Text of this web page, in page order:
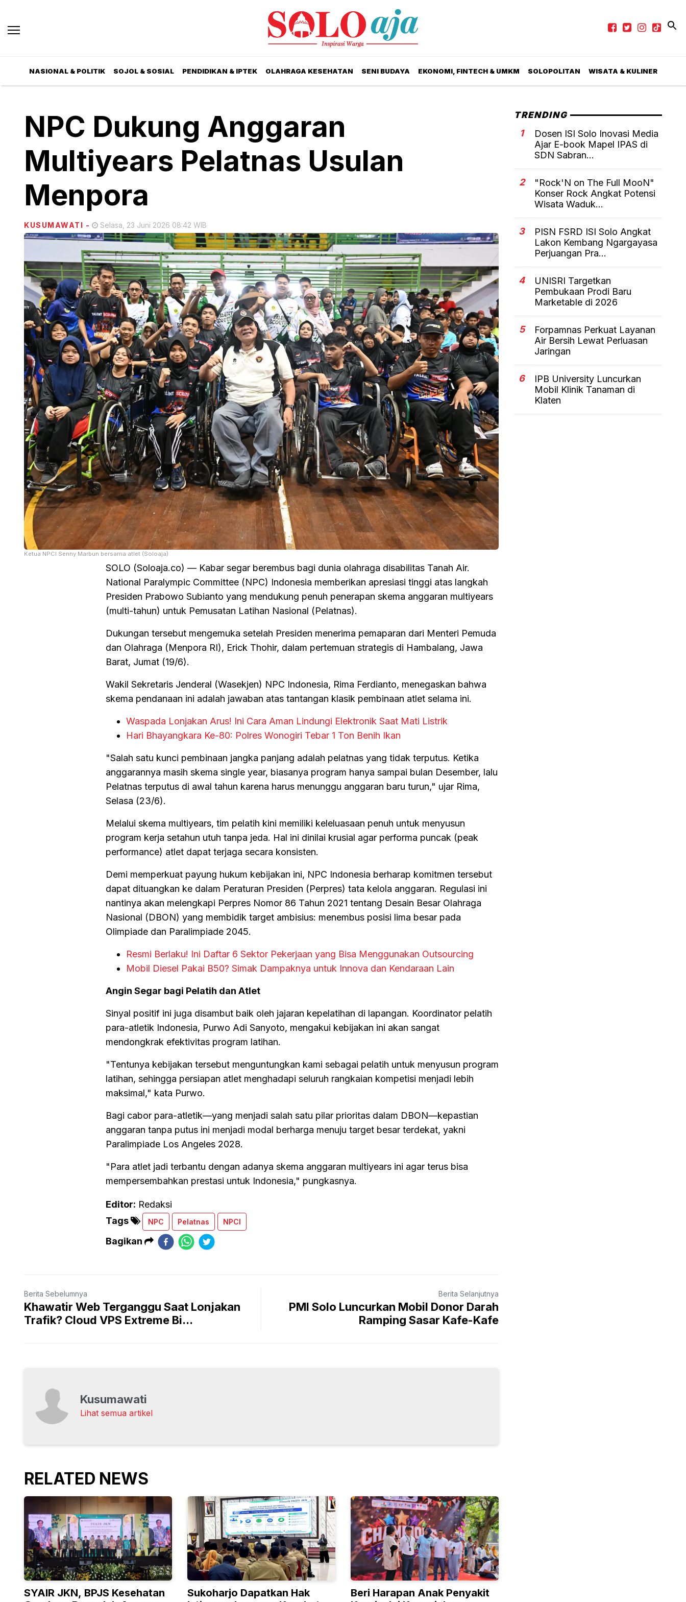
NASIONAL & POLITIK SOJOL & SOSIAL PENDIDIKAN & IPTEK OLAHRAGA KESEHATAN SENI BUDAYA EKONOMI, FINTECH & UMKM SOLOPOLITAN WISATA & KULINER
NPC Dukung Anggaran
Multiyears Pelatnas Usulan
Menpora
KUSUMAWATI - Selasa, 23 Juni 2026 08:42 WIB
Ketua NPCI Senny Marbun bersama atlet (Soloaja)
SOLO (Soloaja.co) — Kabar segar berembus bagi dunia olahraga disabilitas Tanah Air.
National Paralympic Committee (NPC) Indonesia memberikan apresiasi tinggi atas langkah
Presiden Prabowo Subianto yang mendukung penuh penerapan skema anggaran multiyears
(multi-tahun) untuk Pemusatan Latihan Nasional (Pelatnas).
Dukungan tersebut mengemuka setelah Presiden menerima pemaparan dari Menteri Pemuda
dan Olahraga (Menpora RI), Erick Thohir, dalam pertemuan strategis di Hambalang, Jawa
Barat, Jumat (19/6).
Wakil Sekretaris Jenderal (Wasekjen) NPC Indonesia, Rima Ferdianto, menegaskan bahwa
skema pendanaan ini adalah jawaban atas tantangan klasik pembinaan atlet selama ini.
Waspada Lonjakan Arus! Ini Cara Aman Lindungi Elektronik Saat Mati Listrik
Hari Bhayangkara Ke-80: Polres Wonogiri Tebar 1 Ton Benih Ikan
"Salah satu kunci pembinaan jangka panjang adalah pelatnas yang tidak terputus. Ketika
anggarannya masih skema single year, biasanya program hanya sampai bulan Desember, lalu
Pelatnas terputus di awal tahun karena harus menunggu anggaran baru turun," ujar Rima,
Selasa (23/6).
Melalui skema multiyears, tim pelatih kini memiliki keleluasaan penuh untuk menyusun
program kerja setahun utuh tanpa jeda. Hal ini dinilai krusial agar performa puncak (peak
performance) atlet dapat terjaga secara konsisten.
Demi memperkuat payung hukum kebijakan ini, NPC Indonesia berharap komitmen tersebut
dapat dituangkan ke dalam Peraturan Presiden (Perpres) tata kelola anggaran. Regulasi ini
nantinya akan melengkapi Perpres Nomor 86 Tahun 2021 tentang Desain Besar Olahraga
Nasional (DBON) yang membidik target ambisius: menembus posisi lima besar pada
Olimpiade dan Paralimpiade 2045.
Resmi Berlaku! Ini Daftar 6 Sektor Pekerjaan yang Bisa Menggunakan Outsourcing
Mobil Diesel Pakai B50? Simak Dampaknya untuk Innova dan Kendaraan Lain
Angin Segar bagi Pelatih dan Atlet
Sinyal positif ini juga disambut baik oleh jajaran kepelatihan di lapangan. Koordinator pelatih
para-atletik Indonesia, Purwo Adi Sanyoto, mengakui kebijakan ini akan sangat
mendongkrak efektivitas program latihan.
"Tentunya kebijakan tersebut menguntungkan kami sebagai pelatih untuk menyusun program
latihan, sehingga persiapan atlet menghadapi seluruh rangkaian kompetisi menjadi lebih
maksimal," kata Purwo.
Bagi cabor para-atletik—yang menjadi salah satu pilar prioritas dalam DBON—kepastian
anggaran tanpa putus ini menjadi modal berharga menuju target besar terdekat, yakni
Paralimpiade Los Angeles 2028.
"Para atlet jadi terbantu dengan adanya skema anggaran multiyears ini agar terus bisa
mempersembahkan prestasi untuk Indonesia," pungkasnya.
Editor: Redaksi
Tags
NPC Pelatnas NPCI
Bagikan
Berita Sebelumnya
Khawatir Web Terganggu Saat Lonjakan
Trafik? Cloud VPS Extreme Bi...
Berita Selanjutnya
PMI Solo Luncurkan Mobil Donor Darah
Ramping Sasar Kafe-Kafe
Kusumawati
Lihat semua artikel
RELATED NEWS
SYAIR JKN, BPJS Kesehatan
Sukoharjo Dapatkan Hak
Beri Harapan Anak Penyakit
TRENDING
1
Dosen ISI Solo Inovasi Media
Ajar E-book Mapel IPAS di
SDN Sabran...
2
"Rock'N on The Full MooN"
Konser Rock Angkat Potensi
Wisata Waduk...
3
PISN FSRD ISI Solo Angkat
Lakon Kembang Ngargayasa
Perjuangan Pra...
4
UNISRI Targetkan
Pembukaan Prodi Baru
Marketable di 2026
5
Forpamnas Perkuat Layanan
Air Bersih Lewat Perluasan
Jaringan
6
IPB University Luncurkan
Mobil Klinik Tanaman di
Klaten